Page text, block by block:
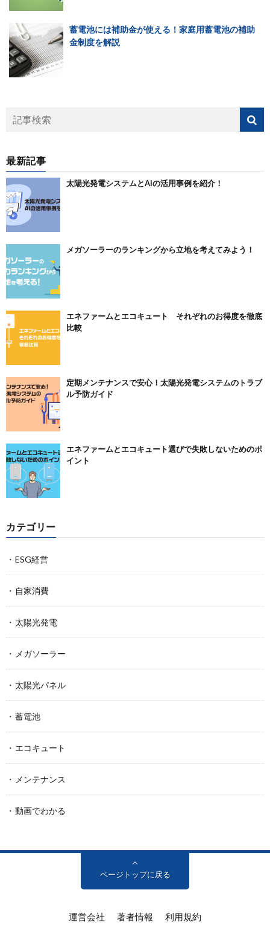
蓄電池には補助金が使える！家庭用蓄電池の補助
金制度を解説
最新記事
太陽光発電システムとAIの活用事例を紹介！
メガソーラーのランキングから立地を考えてみよう！
エネファームとエコキュート それぞれのお得度を徹底
比較
定期メンテナンスで安心！太陽光発電システムのトラブ
ル予防ガイド
エネファームとエコキュート選びで失敗しないためのポ
イント
カテゴリー
ESG経営
自家消費
太陽光発電
メガソーラー
太陽光パネル
蓄電池
エコキュート
メンテナンス
動画でわかる
ページトップに戻る
運営会社 著者情報 利用規約